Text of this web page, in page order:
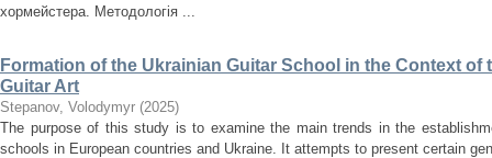
хормейстера. Методологія ...
Formation of the Ukrainian Guitar School in the Context of
Guitar Art
Stepanov, Volodymyr (2025)
The purpose of this study is to examine the main trends in the
schools in European countries and Ukraine. It attempts to present certain